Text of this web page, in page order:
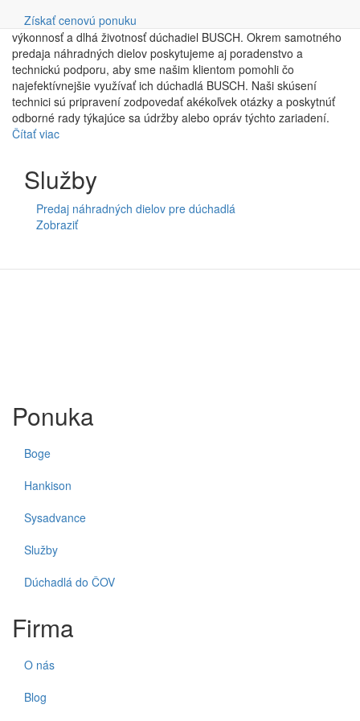
Získať cenovú ponuku
tých najlepších komponentov, aby sa zabezpečila optimálna
výkonnosť a dlhá životnosť dúchadiel BUSCH. Okrem samotného
predaja náhradných dielov poskytujeme aj poradenstvo a
technickú podporu, aby sme našim klientom pomohli čo
najefektívnejšie využívať ich dúchadlá BUSCH. Naši skúsení
technici sú pripravení zodpovedať akékoľvek otázky a poskytnúť
odborné rady týkajúce sa údržby alebo opráv týchto zariadení.
Čítať viac
dielov
dúchadlá
Služby
Predaj náhradných dielov pre dúchadlá
Zobraziť
Ponuka
Boge
Hankison
Sysadvance
Služby
Dúchadlá do ČOV
Firma
O nás
Blog